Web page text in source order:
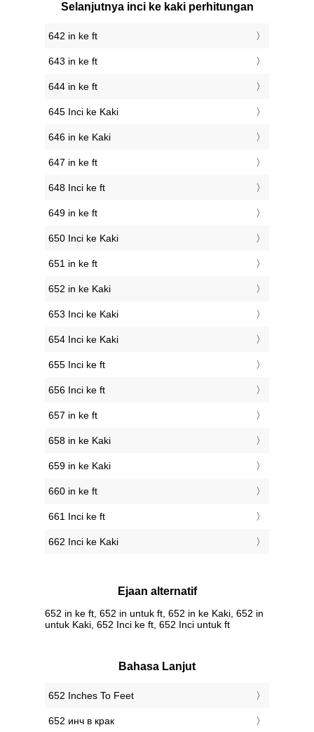
Selanjutnya inci ke kaki perhitungan
642 in ke ft
643 in ke ft
644 in ke ft
645 Inci ke Kaki
646 in ke Kaki
647 in ke ft
648 Inci ke ft
649 in ke ft
650 Inci ke Kaki
651 in ke ft
652 in ke Kaki
653 Inci ke Kaki
654 Inci ke Kaki
655 Inci ke ft
656 Inci ke ft
657 in ke ft
658 in ke Kaki
659 in ke Kaki
660 in ke ft
661 Inci ke ft
662 Inci ke Kaki
Ejaan alternatif
652 in ke ft, 652 in untuk ft, 652 in ke Kaki, 652 in
untuk Kaki, 652 Inci ke ft, 652 Inci untuk ft
Bahasa Lanjut
‎652 Inches To Feet
‎652 инч в крак